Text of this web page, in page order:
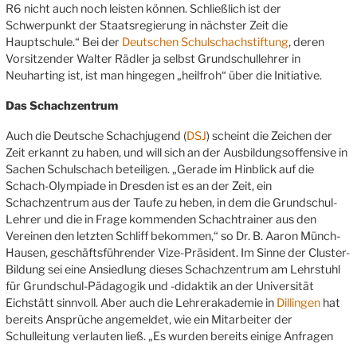
R6 nicht auch noch leisten können. Schließlich ist der
Schwerpunkt der Staatsregierung in nächster Zeit die
Hauptschule.“ Bei der Deutschen Schulschachstiftung, deren
Vorsitzender Walter Rädler ja selbst Grundschullehrer in
Neuharting ist, ist man hingegen „heilfroh“ über die Initiative.
Das Schachzentrum
Auch die Deutsche Schachjugend (DSJ) scheint die Zeichen der
Zeit erkannt zu haben, und will sich an der Ausbildungsoffensive in
Sachen Schulschach beteiligen. „Gerade im Hinblick auf die
Schach-Olympiade in Dresden ist es an der Zeit, ein
Schachzentrum aus der Taufe zu heben, in dem die Grundschul-
Lehrer und die in Frage kommenden Schachtrainer aus den
Vereinen den letzten Schliff bekommen,“ so Dr. B. Aaron Münch-
Hausen, geschäftsführender Vize-Präsident. Im Sinne der Cluster-
Bildung sei eine Ansiedlung dieses Schachzentrum am Lehrstuhl
für Grundschul-Pädagogik und -didaktik an der Universität
Eichstätt sinnvoll. Aber auch die Lehrerakademie in Dillingen hat
bereits Ansprüche angemeldet, wie ein Mitarbeiter der
Schulleitung verlauten ließ. „Es wurden bereits einige Anfragen